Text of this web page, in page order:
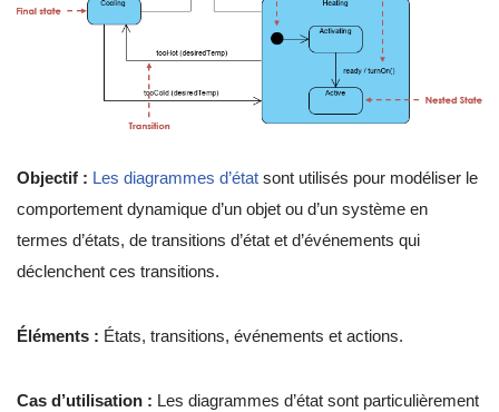
Objectif : Les diagrammes d’état sont utilisés pour modéliser le
comportement dynamique d’un objet ou d’un système en
termes d’états, de transitions d’état et d’événements qui
déclenchent ces transitions.
Éléments : États, transitions, événements et actions.
Cas d’utilisation : Les diagrammes d’état sont particulièrement